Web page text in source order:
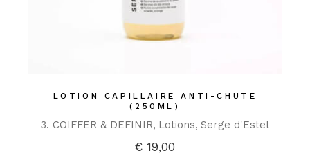
LOTION CAPILLAIRE ANTI-CHUTE
(250ML)
3. COIFFER & DEFINIR Lotions Serge d'Estel
€ 19,00